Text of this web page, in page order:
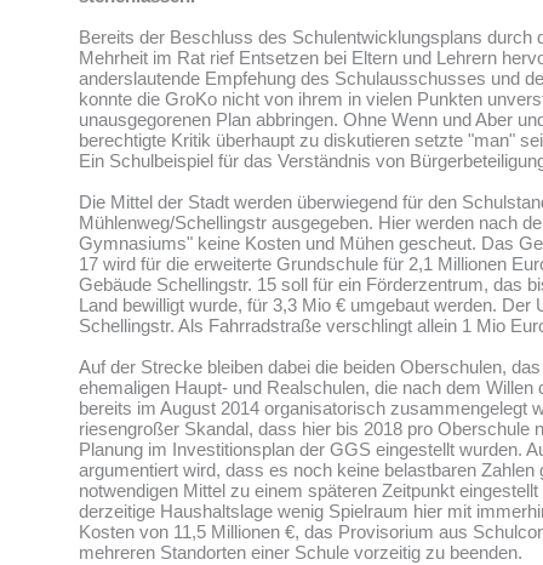
Bereits der Beschluss des Schulentwicklungsplans durch
Mehrheit im Rat rief Entsetzen bei Eltern und Lehrern
anderslautende Empfehung des Schulausschusses und
konnte die GroKo nicht von ihrem in vielen Punkten
unausgegorenen Plan abbringen. Ohne Wenn und Aber
berechtigte Kritik überhaupt zu diskutieren setzte "man"
Ein Schulbeispiel für das Verständnis von
Die Mittel der Stadt werden überwiegend für den
Mühlenweg/Schellingstr ausgegeben. Hier werden nach
Gymnasiums" keine Kosten und Mühen gescheut. Das
17 wird für die erweiterte Grundschule für 2,1 Millionen
Gebäude Schellingstr. 15 soll für ein Förderzentrum, das
Land bewilligt wurde, für 3,3 Mio € umgebaut werden. Der
Schellingstr. Als Fahrradstraße verschlingt allein 1 Mio
Auf der Strecke bleiben dabei die beiden Oberschulen,
ehemaligen Haupt- und Realschulen, die nach dem Willen
bereits im August 2014 organisatorisch zusammengelegt
riesengroßer Skandal, dass hier bis 2018 pro Oberschule
Planung im Investitionsplan der GGS eingestellt wurden.
argumentiert wird, dass es noch keine belastbaren Zahlen
notwendigen Mittel zu einem späteren Zeitpunkt
derzeitige Haushaltslage wenig Spielraum hier mit
Kosten von 11,5 Millionen €, das Provisorium aus
mehreren Standorten einer Schule vorzeitig zu beenden.